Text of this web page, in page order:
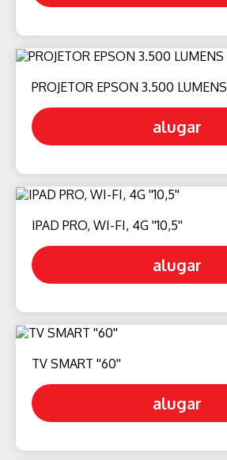
PROJETOR EPSON 3.500 LUMENS
alugar
IPAD PRO, WI-FI, 4G ''10,5''
alugar
TV SMART ''60''
alugar